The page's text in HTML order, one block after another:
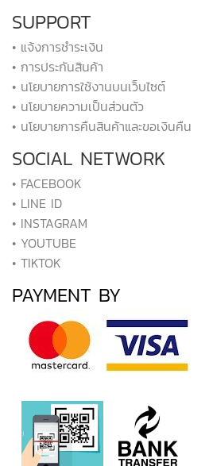
SUPPORT
• แจ้งการชำระเงิน
• การประกันสินค้า
• นโยบายการใช้งานบนเว็บไซต์
• นโยบายความเป็นส่วนตัว
• นโยบายการคืนสินค้าและขอเงินคืน
SOCIAL NETWORK
• FACEBOOK
• LINE ID
• INSTAGRAM
• YOUTUBE
• TIKTOK
PAYMENT BY